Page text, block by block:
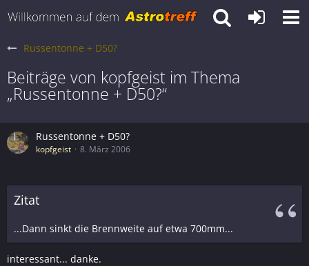
Russentonne + D50?
Beiträge von kopfgeist im Thema
„Russentonne + D50?“
Russentonne + D50?
kopfgeist 8. März 2006
Zitat
...Dann sinkt die Brennweite auf etwa 700mm...
interessant... danke.